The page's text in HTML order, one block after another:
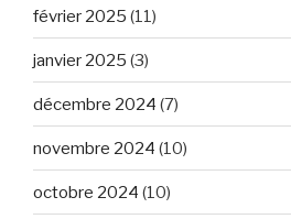
février 2025 (11)
janvier 2025 (3)
décembre 2024 (7)
novembre 2024 (10)
octobre 2024 (10)